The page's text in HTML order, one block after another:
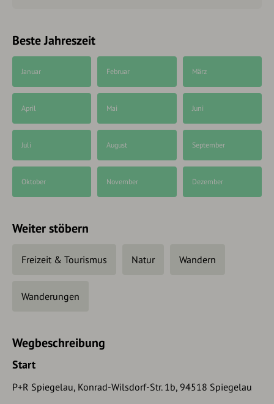
Beste Jahreszeit
Januar Februar März
April Mai Juni
Juli August September
Oktober November Dezember
Weiter stöbern
Freizeit & Tourismus Natur Wandern
Wanderungen
Wegbeschreibung
Start
P+R Spiegelau, Konrad-Wilsdorf-Str. 1b, 94518 Spiegelau